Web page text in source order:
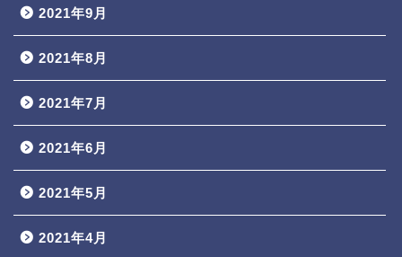
2021年9月
2021年8月
2021年7月
2021年6月
2021年5月
2021年4月